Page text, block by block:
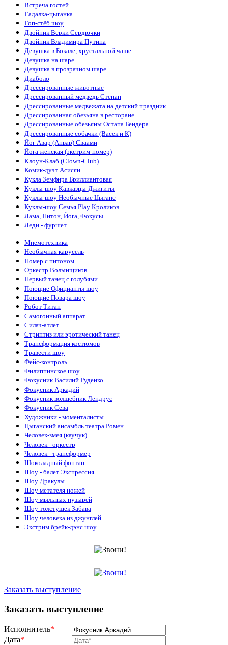
Встреча гостей
Гадалка-цыганка
Гоп-стёб шоу
Двойник Верки Сердючки
Двойник Владимира Путина
Девушка в Бокале, хрустальной чаше
Девушка на шаре
Девушка в прозрачном шаре
Диаболо
Дрессированные животные
Дрессированный медведь Степан
Дрессированные медвежата на детский праздник
Дрессированная обезьяна в ресторане
Дрессированные обезьяны Остапа Бендера
Дрессированные собачки (Васек и К)
Йог Авар (Анвар) Сваами
Йога женская (экстрим-номер)
Клоун-Клаб (Clown-Club)
Комик-дуэт Асисяи
Кукла Земфира Бриллиантовая
Куклы-шоу Кавказцы-Джигиты
Куклы-шоу Необычные Цыгане
Куклы-шоу Семья Play Кроликов
Лама, Питон, Йога, Фокусы
Леди - фуршет
Мнемотехника
Необычная карусель
Номер с питоном
Оркестр Волынщиков
Первый танец с голубями
Поющие Официанты шоу
Поющие Повара шоу
Робот Титан
Самогонный аппарат
Силач-атлет
Стриптиз или эротический танец
Трансформация костюмов
Травести шоу
Фейс-контроль
Филиппинское шоу
Фокусник Василий Руденко
Фокусник Аркадий
Фокусник волшебник Лендрус
Фокусник Cева
Художники - моменталисты
Цыганский ансамбль театра Ромен
Человек-змея (каучук)
Человек - оркестр
Человек - трансформер
Шоколадный фонтан
Шоу - балет Экспрессия
Шоу Дракулы
Шоу метателя ножей
Шоу мыльных пузырей
Шоу толстушек Забава
Шоу человека из джунглей
Экстрим брейк-дэнс шоу
Заказать выступление
Заказать выступление
Исполнитель*
Дата*